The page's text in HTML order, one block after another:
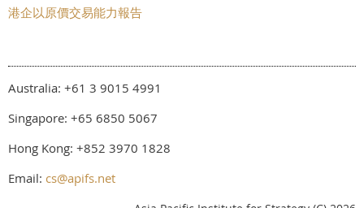
港企以原價交易能力報告
Australia: +61 3 9015 4991
Singapore: +65 6850 5067
Hong Kong: +852 3970 1828
Email: cs@apifs.net